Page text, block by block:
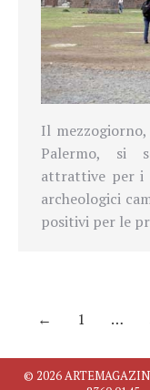
Il
Palermo, si
attrattive per i
archeologici
positivi per le
← 1 …
© 2026